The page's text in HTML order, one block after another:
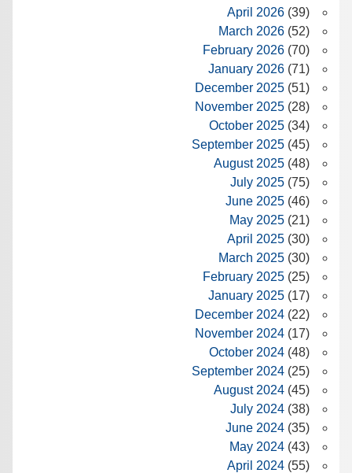
April 2026 (39)
March 2026 (52)
February 2026 (70)
January 2026 (71)
December 2025 (51)
November 2025 (28)
October 2025 (34)
September 2025 (45)
August 2025 (48)
July 2025 (75)
June 2025 (46)
May 2025 (21)
April 2025 (30)
March 2025 (30)
February 2025 (25)
January 2025 (17)
December 2024 (22)
November 2024 (17)
October 2024 (48)
September 2024 (25)
August 2024 (45)
July 2024 (38)
June 2024 (35)
May 2024 (43)
April 2024 (55)